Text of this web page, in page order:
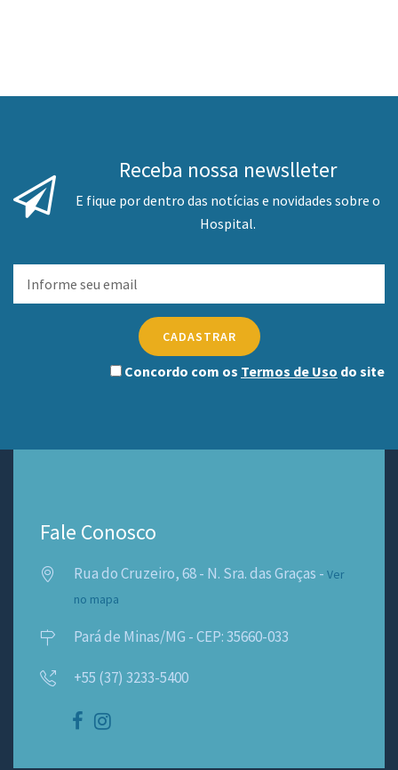
Receba nossa newslleter
E fique por dentro das notícias e novidades sobre o
Hospital.
CADASTRAR
Concordo com os Termos de Uso do site
Fale Conosco
Rua do Cruzeiro, 68 - N. Sra. das Graças - Ver
no mapa
Pará de Minas/MG - CEP: 35660-033
+55 (37) 3233-5400